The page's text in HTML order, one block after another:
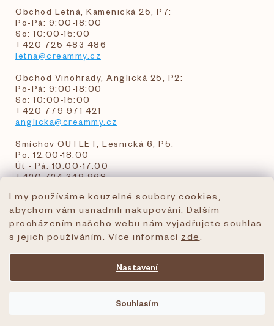
I my používáme kouzelné soubory cookies,
abychom vám usnadnili nakupování. Dalším
procházením našeho webu nám vyjadřujete souhlas
s jejich používáním. Více informací zde
Nastavení
Souhlasím
Obchod Letná, Kamenická 25, P7:
Po-Pá: 9:00-18:00
So: 10:00-15:00
+420 725 483 486
letna@creammy.cz
Obchod Vinohrady, Anglická 25, P2:
Po-Pá: 9:00-18:00
So: 10:00-15:00
+420 779 971 421
anglicka@creammy.cz
Smíchov OUTLET, Lesnická 6, P5:
Po: 12:00-18:00
Út - Pá: 10:00-17:00
+420 724 349 968
objednavky@creammy.cz
tel:+420 724 349 968
creammy.cz